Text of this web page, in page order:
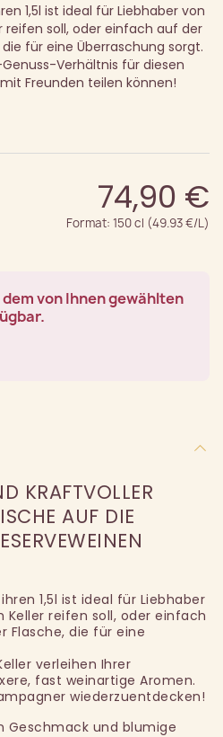
1,5l ist ideal für Liebhaber von
reifen soll, oder einfach auf der
für eine Überraschung sorgt.
Verhältnis für diesen
Freunden teilen können!
74,90 €
Format: 150 cl (49.93 €/L)
von Ihnen gewählten
KRAFTVOLLER
AUF DIE
1,5l ist ideal für Liebhaber
reifen soll, oder einfach
Flasche, die für eine
verleihen Ihrer
fast weinartige Aromen.
wiederzuentdecken!
Geschmack und blumige